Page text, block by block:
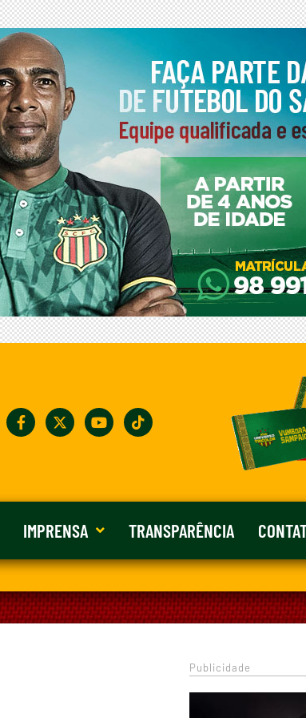
IMPRENSA TRANSPARÊNCIA
Publicidade